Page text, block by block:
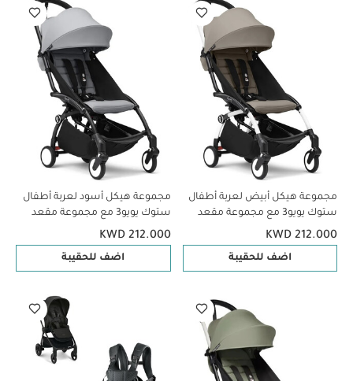
مجموعة هيكل أبيض لعربة أطفال
ستوك يويو3 مع مجموعة مقعد
للأطفال لعمر 6 شهور فأكثر بلون
توب (قطعتين)
KWD 212.000
اضف للحقيبة
مجموعة هيكل أسود لعربة أطفال
ستوك يويو3 مع مجموعة مقعد
للأطفال لعمر 6 شهور فأكثر بلون
ستون (قطعتين)
KWD 212.000
اضف للحقيبة